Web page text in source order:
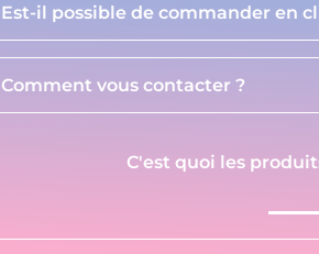
Est-il possible de commander en
Comment vous contacter ?
C'est quoi les